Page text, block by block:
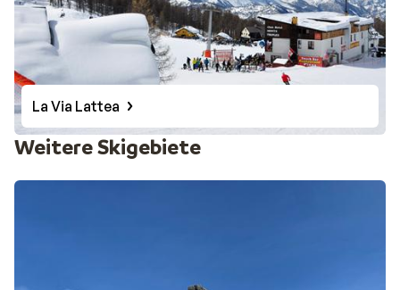
La Via Lattea
Weitere Skigebiete